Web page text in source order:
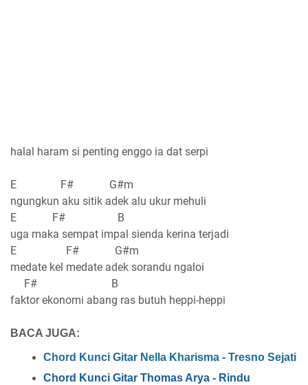
halal haram si penting enggo ia dat serpi
E F# G#m
ngungkun aku sitik adek alu ukur mehuli
E F# B
uga maka sempat impal sienda kerina terjadi
E F# G#m
medate kel medate adek sorandu ngaloi
F# B
faktor ekonomi abang ras butuh heppi-heppi
BACA JUGA:
Chord Kunci Gitar Nella Kharisma - Tresno Sejati
Chord Kunci Gitar Thomas Arya - Rindu